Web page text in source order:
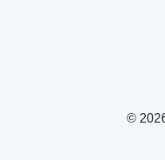
©